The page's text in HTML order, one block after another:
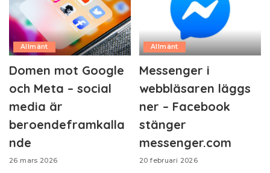
Allmänt
Domen mot Google
och Meta – social
media är
beroendeframkalla
nde
26 mars 2026
Allmänt
Messenger i
webbläsaren läggs
ner – Facebook
stänger
messenger.com
20 februari 2026